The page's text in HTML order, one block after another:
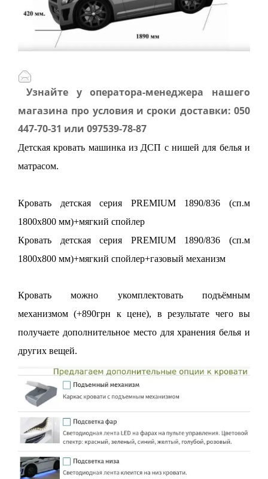
Узнайте у оператора-менеджера нашего
магазина про условия и сроки доставки: 050
447-70-31 или 097539-78-87
Детская кровать машинка из ДСП с нишей для белья и
матрасом.
Кровать детская серия PREMIUM 1890/836 (сп.м
1800х800 мм)+мягкий спойлер
Кровать детская серия PREMIUM 1890/836 (сп.м
1800х800 мм)+мягкий спойлер+газовый механизм
Кровать можно укомплектовать подъёмным
механизмом (+890грн к цене), в результате чего вы
получаете дополнительное место для хранения белья и
других вещей.